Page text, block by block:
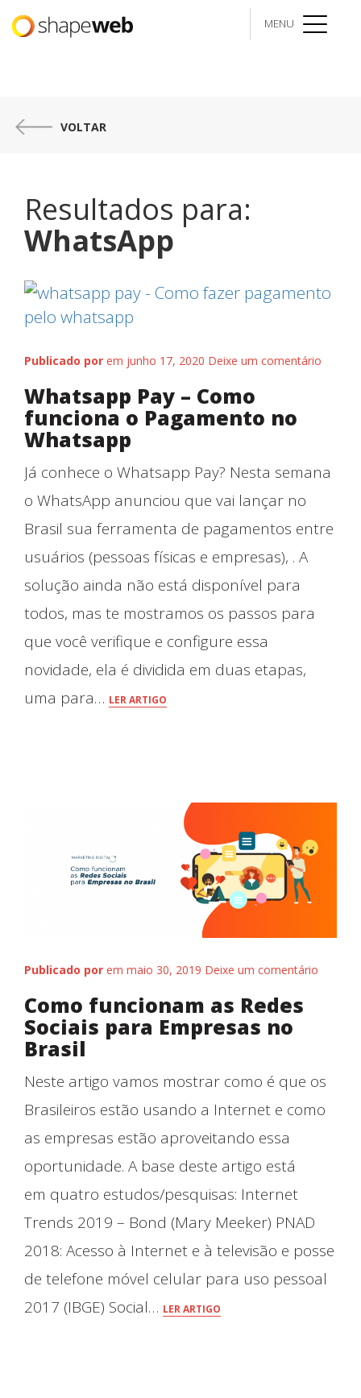
MENU
Início
VOLTAR
Resultados para:
WhatsApp
Publicado por em junho 17, 2020 Deixe um comentário
Whatsapp Pay – Como
funciona o Pagamento no
Whatsapp
Já conhece o Whatsapp Pay? Nesta semana
o WhatsApp anunciou que vai lançar no
Brasil sua ferramenta de pagamentos entre
usuários (pessoas físicas e empresas), . A
solução ainda não está disponível para
todos, mas te mostramos os passos para
que você verifique e configure essa
novidade, ela é dividida em duas etapas,
uma para… LER ARTIGO
Publicado por em maio 30, 2019 Deixe um comentário
Como funcionam as Redes
Sociais para Empresas no
Brasil
Neste artigo vamos mostrar como é que os
Brasileiros estão usando a Internet e como
as empresas estão aproveitando essa
oportunidade. A base deste artigo está
em quatro estudos/pesquisas: Internet
Trends 2019 – Bond (Mary Meeker) PNAD
2018: Acesso à Internet e à televisão e posse
de telefone móvel celular para uso pessoal
2017 (IBGE) Social… LER ARTIGO